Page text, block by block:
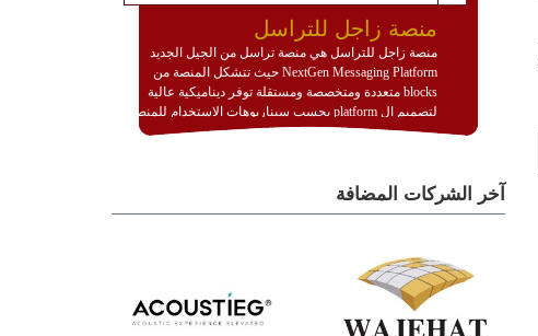
منصة زاجل للتراسل
منصة زاجل للتراسل هي منصة تراسل من الجيل الجديد
NextGen Messaging Platform حيث تتشكل المنصة من
blocks متعددة ومتخصصة ومستقلة توفر ديناميكية عالية
لتصميم ال platform بحسب سيناريوهات الاستخدام للمنصة
وتتوافق مع النشر والاستثمار ضمن بيئة استضافة dedicated
تخدم أي سيناريو تراسل مهما كان معقدا عبر إضافة ومعايرة
عناصر ديناميكية (dynamic items) وتجهيز إعدادات التواصل
http://www.plutosms.com/zagel
آخر الشركات المضافة